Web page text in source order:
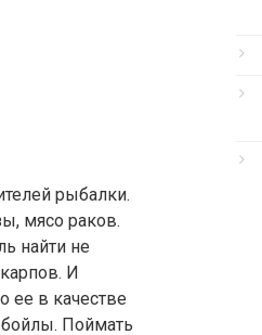
рыбалки.
мясо раков.
найти не
И
ее в качестве
Поймать